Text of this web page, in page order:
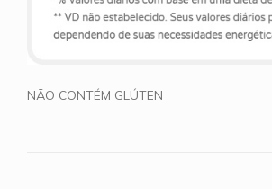
NÃO CONTÉM GLÚTEN